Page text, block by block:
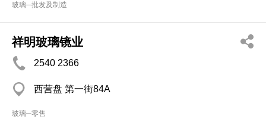
玻璃─批发及制造
祥明玻璃镜业
2540 2366
西营盘 第一街84A
玻璃─零售